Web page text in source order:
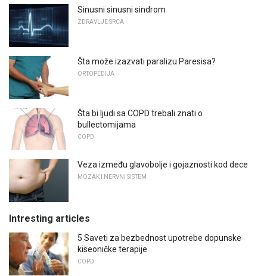
Sinusni sinusni sindrom
ZDRAVLJE SRCA
Šta može izazvati paralizu Paresisa?
ORTOPEDIJA
Šta bi ljudi sa COPD trebali znati o
bullectomijama
COPD
Veza između glavobolje i gojaznosti kod dece
MOZAK I NERVNI SISTEM
Intresting articles
5 Saveti za bezbednost upotrebe dopunske
kiseoničke terapije
COPD